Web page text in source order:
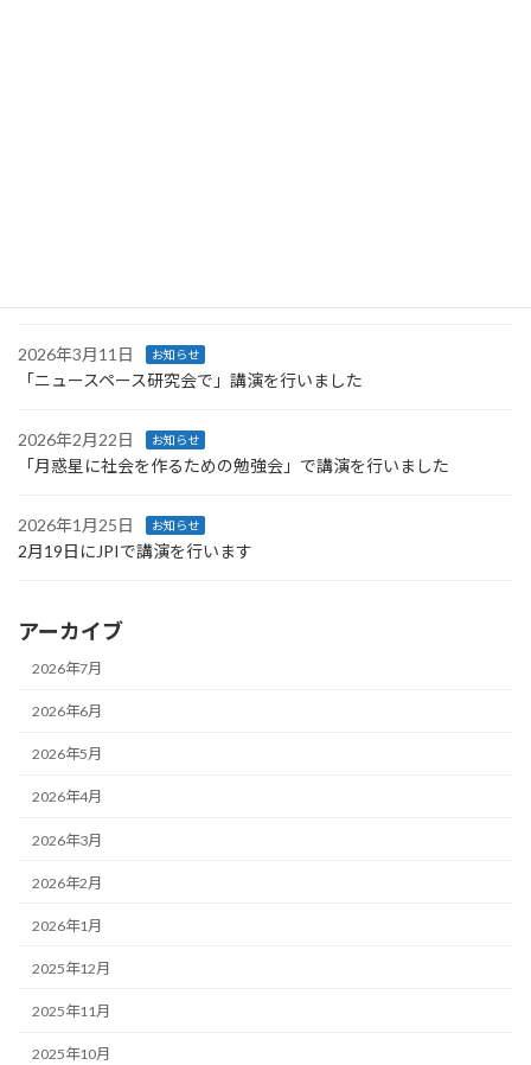
2026年3月11日 お知らせ
「ニュースペース研究会で」講演を行いました
2026年2月22日 お知らせ
「月惑星に社会を作るための勉強会」で講演を行いました
2026年1月25日 お知らせ
2月19日にJPIで講演を行います
アーカイブ
2026年7月
2026年6月
2026年5月
2026年4月
2026年3月
2026年2月
2026年1月
2025年12月
2025年11月
2025年10月